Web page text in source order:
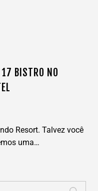
BISTRO NO
Resort. Talvez você
uma…